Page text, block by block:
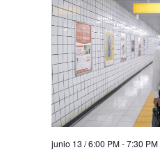
junio 13 / 6:00 PM-7:30 PM